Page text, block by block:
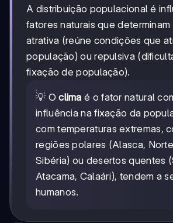
A distribuição populacional é
fatores naturais que determinam
atrativa (reúne condições que
população) ou repulsiva
fixação de população).
💡 Oclima é o fator natural
influência na fixação da
com temperaturas extremas,
regiões polares (Alasca,
Sibéria) ou desertos quentes
Atacama, Calaári), tendem a
humanos.